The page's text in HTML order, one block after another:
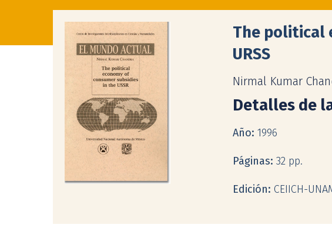
The political
URSS
Nirmal Kumar
Detalles de
Año: 1996
Páginas: 32 pp.
Edición: CEIICH-